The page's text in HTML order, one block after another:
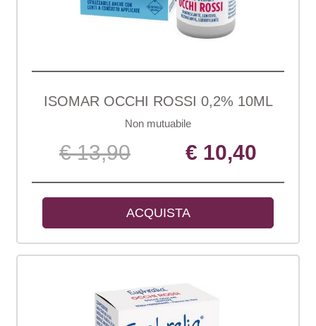
ISOMAR OCCHI ROSSI 0,2% 10ML
Non mutuabile
€ 13,90 € 10,40
ACQUISTA